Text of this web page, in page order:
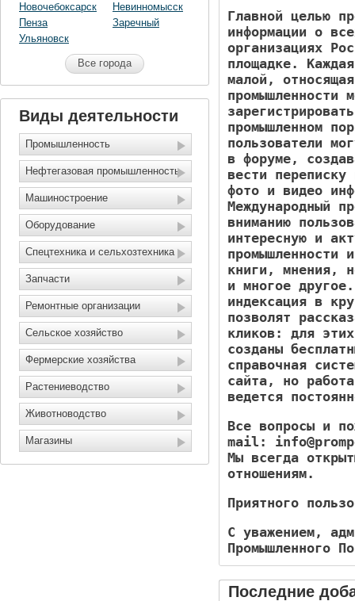
Новочебоксарск
Пенза
Ульяновск
Невинномысск
Заречный
Все города
Виды деятельности
Промышленность
Нефтегазовая промышленность
Машиностроение
Оборудование
Спецтехника и сельхозтехника
Запчасти
Ремонтные организации
Сельское хозяйство
Фермерские хозяйства
Растениеводство
Животноводство
Магазины
Главной целью
информации о
организациях
площадке.
малой,
промышленности
промышленном
пользователи
в форуме,
вести
фото и видео
Международный
вниманию
интересную и
промышленности
книги, мнения,
и многое
индексация в
позволят
кликов: для
созданы
справочная
сайта, но
ведется
Все вопросы и
mail:
Мы всегда
отношениям.
Приятного
С уважением,
Промышленного
Последние